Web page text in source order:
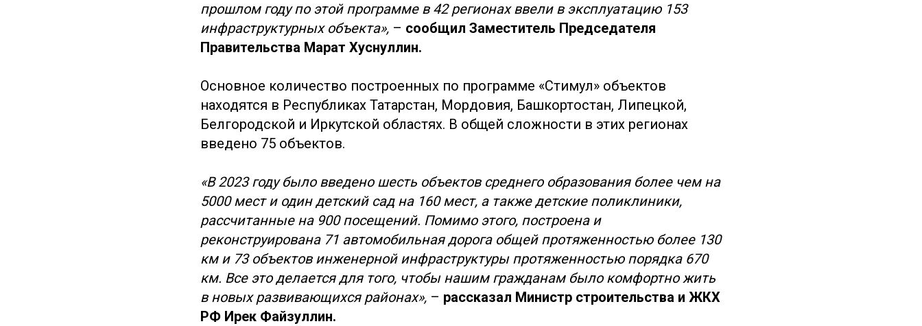
прошлом году по этой программе в 42 регионах ввели в эксплуатацию 153
инфраструктурных объекта», – сообщил Заместитель Председателя
Правительства Марат Хуснуллин.
Основное количество построенных по программе «Стимул» объектов
находятся в Республиках Татарстан, Мордовия, Башкортостан, Липецкой,
Белгородской и Иркутской областях. В общей сложности в этих регионах
введено 75 объектов.
«В 2023 году было введено шесть объектов среднего образования более чем на
5000 мест и один детский сад на 160 мест, а также детские поликлиники,
рассчитанные на 900 посещений. Помимо этого, построена и
реконструирована 71 автомобильная дорога общей протяженностью более 130
км и 73 объектов инженерной инфраструктуры протяженностью порядка 670
км. Все это делается для того, чтобы нашим гражданам было комфортно жить
в новых развивающихся районах», – рассказал Министр строительства и ЖКХ
РФ Ирек Файзуллин.